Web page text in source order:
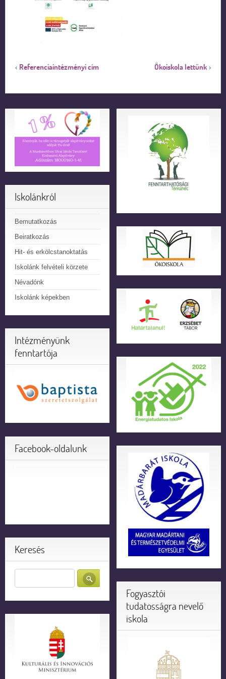
‹ Referenciaintézményi cím Ökoiskola lettünk ›
Iskolánkról
Bemutatkozás
Beiratkozás
Hit- és erkölcstanoktatás
Iskolánk felvételi körzete
Névadónk
Iskolánk képekben
Intézményünk
fenntartója
Facebook-oldalunk
Keresés
Fogyasztói
tudatosságra nevelő
iskola